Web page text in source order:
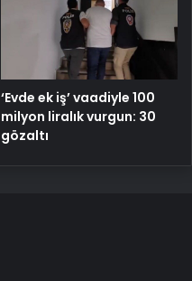
‘Evde ek iş’ vaadiyle 100
milyon liralık vurgun: 30
gözaltı